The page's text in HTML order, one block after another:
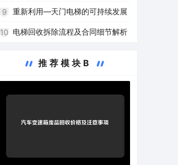
回收企业
9 重新利用—天门电梯的可持续发展
10 电梯回收拆除流程及合同细节解析
推荐模块B